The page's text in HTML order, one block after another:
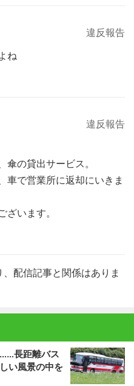
違反報告
ね
違反報告
の貸出サービス。
車で営業所に返却にいきま
います。
配信記事と関係はありま
長距離バス
い風景の中を